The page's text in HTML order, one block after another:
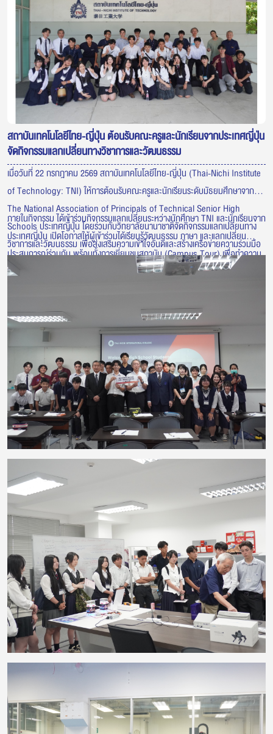
สถาบันเทคโนโลยีไทย-ญี่ปุ่น ต้อนรับคณะครูและนักเรียนจากประเทศญี่ปุ่น
จัดกิจกรรมแลกเปลี่ยนทางวิชาการและวัฒนธรรม
เมื่อวันที่ 22 กรกฎาคม 2569 สถาบันเทคโนโลยีไทย-ญี่ปุ่น (Thai-Nichi Institute
of Technology: TNI) ให้การต้อนรับคณะครูและนักเรียนระดับมัธยมศึกษาจาก
The National Association of Principals of Technical Senior High
Schools ประเทศญี่ปุ่น โดยร่วมกับวิทยาลัยนานาชาติจัดกิจกรรมแลกเปลี่ยนทาง
วิชาการและวัฒนธรรม เพื่อส่งเสริมความเข้าใจอันดีและสร้างเครือข่ายความร่วมมือ
ระหว่างเยาวชนไทยและญี่ปุ่น
ภายในกิจกรรม ได้เข้าร่วมกิจกรรมแลกเปลี่ยนระหว่างนักศึกษา TNI และนักเรียนจาก
ประเทศญี่ปุ่น เปิดโอกาสให้ผู้เข้าร่วมได้เรียนรู้วัฒนธรรม ภาษา และแลกเปลี่ยน
ประสบการณ์ร่วมกัน พร้อมทั้งการเยี่ยมชมสถาบัน (Campus Tour) เพื่อทำความ
รู้จักกับบรรยากาศการเรียนการสอน สิ่งอำนวยความสะดวก และศักยภาพด้านการ
รู้ และพัฒนาความร่วมมือด้านการศึกษากับสถาบันและองค์กรจากประเทศญี่ปุ่น
อย่างต่อเนื่อง